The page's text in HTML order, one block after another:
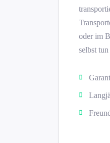
oder im
selbst